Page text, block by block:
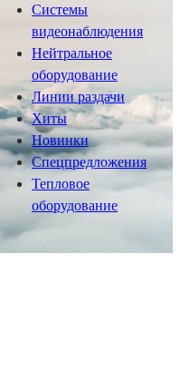
Системы
видеонаблюдения
Нейтральное
оборудование
Линии раздачи
Хиты
Новинки
Спецпредложения
Тепловое
оборудование